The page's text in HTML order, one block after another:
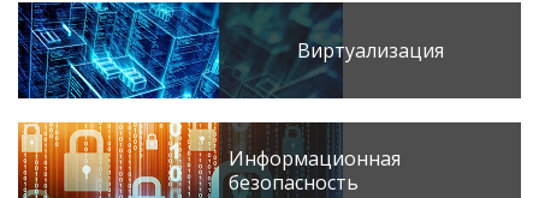
Виртуализация
Информационная
безопасность